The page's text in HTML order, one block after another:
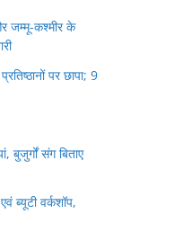
जम्मू-कश्मीर के
पर छापा; 9
बुजुर्गों संग बिताए
ब्यूटी वर्कशॉप,